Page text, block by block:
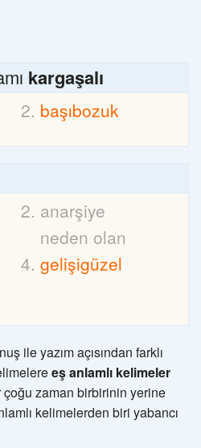
kargaşalı
başıbozuk
anarşiye
neden olan
gelişigüzel
ile yazım açısından farklı
eş anlamlı kelimeler
zaman birbirinin yerine
kelimelerden biri yabancı